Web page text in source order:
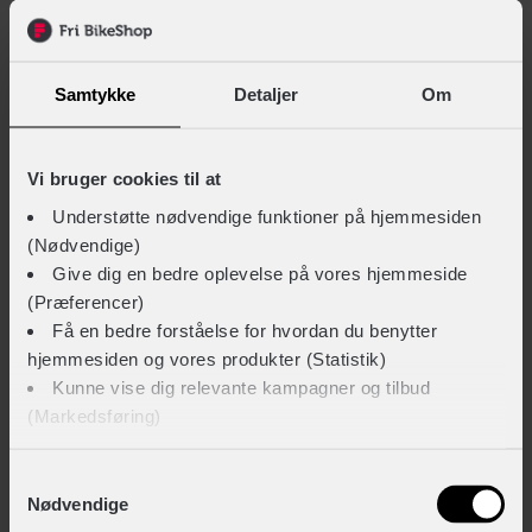
Samtykke Detaljer Om
Vi bruger cookies til at
Understøtte nødvendige funktioner på hjemmesiden
(Nødvendige)
Give dig en bedre oplevelse på vores hjemmeside
(Præferencer)
Få en bedre forståelse for hvordan du benytter
hjemmesiden og vores produkter (Statistik)
Kunne vise dig relevante kampagner og tilbud
(Markedsføring)
cookies til alle disse formål. Du kan også bruge
Nødvendige
BESKRIVELSE AF SCOTT ADDICT 30
Komfortabel endurance racercykel fra SCOTT
SCOTT Addict 30 er en racercykel designet til at
tilbagelægge lange distancer, med en ideel balance
mellem performance og komfort. Modellen er udstyret
med Shimano 105 Di2 geargruppe med 24 gear, samt
elektronisk gearskifte. Ideelt til dig, der ønsker en hurtig